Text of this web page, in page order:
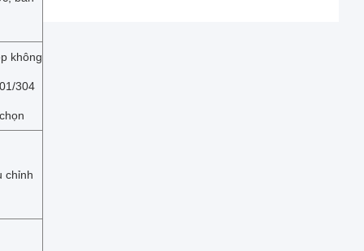
không
304
chỉnh